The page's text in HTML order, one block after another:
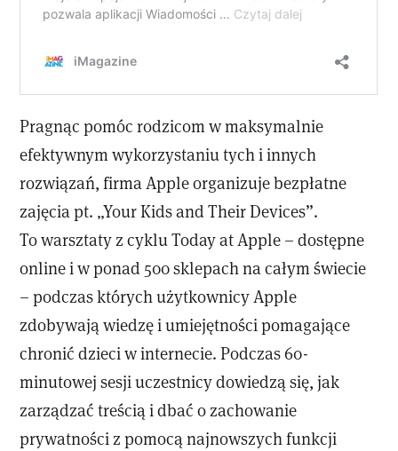
Pragnąc pomóc rodzicom w maksymalnie
efektywnym wykorzystaniu tych i innych
rozwiązań, firma Apple organizuje bezpłatne
zajęcia pt. „Your Kids and Their Devices”.
To warsztaty z cyklu Today at Apple – dostępne
online i w ponad 500 sklepach na całym świecie
– podczas których użytkownicy Apple
zdobywają wiedzę i umiejętności pomagające
chronić dzieci w internecie. Podczas 60-
minutowej sesji uczestnicy dowiedzą się, jak
zarządzać treścią i dbać o zachowanie
prywatności z pomocą najnowszych funkcji